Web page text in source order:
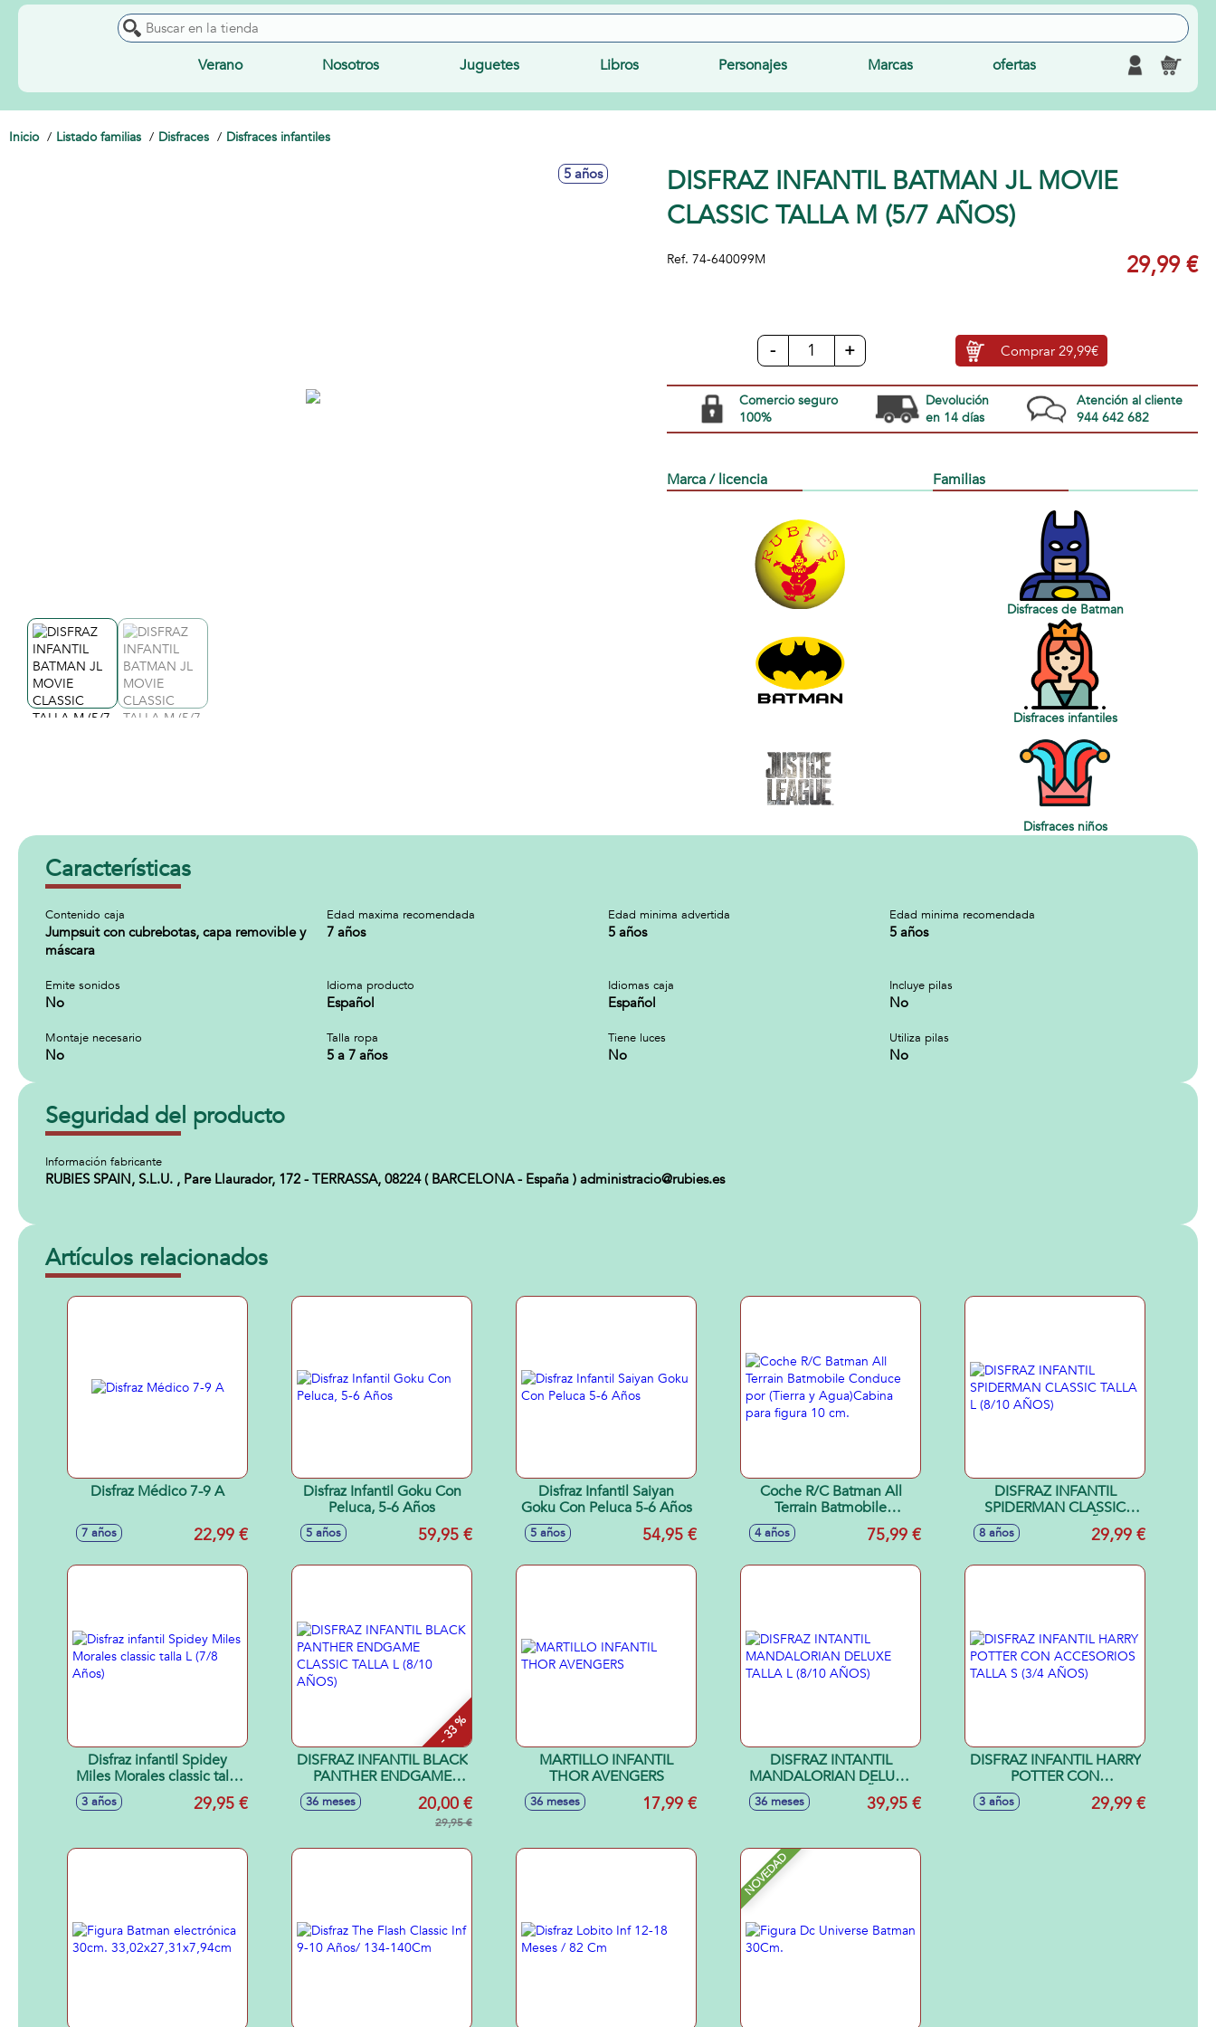
Verano Nosotros Juguetes Libros Personajes Marcas ofertas
Inicio Listado familias Disfraces Disfraces infantiles
5 años
DISFRAZ INFANTIL BATMAN JL MOVIE
CLASSIC TALLA M (5/7 AÑOS)
Ref. 74-640099M 29,99 €
- + Comprar29,99€
Comercio seguro
100%
Devolución
en 14 días
Atención al cliente
944 642 682
Marca / licencia Familias
Disfraces de Batman
Disfraces infantiles
Disfraces niños
Características
Contenido caja
Jumpsuit con cubrebotas, capa removible y
máscara
Edad maxima recomendada
7 años
Edad minima advertida
5 años
Edad minima recomendada
5 años
Emite sonidos
No
Idioma producto
Español
Idiomas caja
Español
Incluye pilas
No
Montaje necesario
No
Talla ropa
5 a 7 años
Tiene luces
No
Utiliza pilas
No
Seguridad del producto
Información fabricante
RUBIES SPAIN, S.L.U. , Pare Llaurador, 172 - TERRASSA, 08224 ( BARCELONA - España ) administracio@rubies.es
Artículos relacionados
Disfraz Médico 7-9 A
7 años 22,99 €
Disfraz Infantil Goku Con
Peluca, 5-6 Años
5 años 59,95 €
Disfraz Infantil Saiyan
Goku Con Peluca 5-6 Años
5 años 54,95 €
Coche R/C Batman All
Terrain Batmobile
Conduce por (Tierra y
Agua)Cabina para figura
4 años 75,99 €
DISFRAZ INFANTIL
SPIDERMAN CLASSIC
TALLA L (8/10 AÑOS)
8 años 29,99 €
Disfraz infantil Spidey
Miles Morales classic talla
L (7/8 Años)
3 años 29,95 €
- 33 %
DISFRAZ INFANTIL BLACK
PANTHER ENDGAME
CLASSIC TALLA L (8/10
AÑOS)
36 meses 20,00 €
29,95 €
MARTILLO INFANTIL
THOR AVENGERS
36 meses 17,99 €
DISFRAZ INTANTIL
MANDALORIAN DELUXE
TALLA L (8/10 AÑOS)
36 meses 39,95 €
DISFRAZ INFANTIL HARRY
POTTER CON
ACCESORIOS TALLA S
(3/4 AÑOS)
3 años 29,99 €
NOVEDAD